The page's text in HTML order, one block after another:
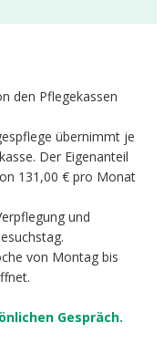
den Pflegekassen
übernimmt je
Der Eigenanteil
131,00 € pro Monat
und
von Montag bis
Gespräch.